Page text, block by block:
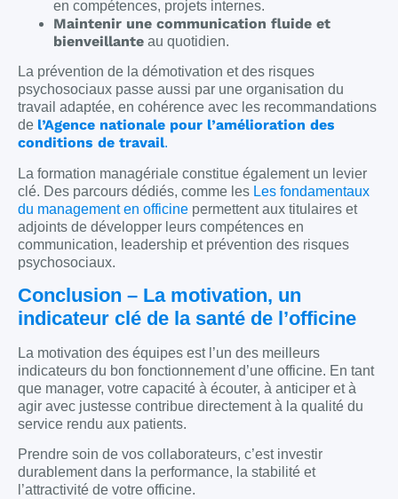
en compétences, projets internes.
Maintenir une communication fluide et
bienveillante au quotidien.
La prévention de la démotivation et des risques
psychosociaux passe aussi par une organisation du
travail adaptée, en cohérence avec les recommandations
de l’Agence nationale pour l’amélioration des
conditions de travail.
La formation managériale constitue également un levier
clé. Des parcours dédiés, comme les Les fondamentaux
du management en officine permettent aux titulaires et
adjoints de développer leurs compétences en
communication, leadership et prévention des risques
psychosociaux.
Conclusion – La motivation, un
indicateur clé de la santé de l’officine
La motivation des équipes est l’un des meilleurs
indicateurs du bon fonctionnement d’une officine. En tant
que manager, votre capacité à écouter, à anticiper et à
agir avec justesse contribue directement à la qualité du
service rendu aux patients.
Prendre soin de vos collaborateurs, c’est investir
durablement dans la performance, la stabilité et
l’attractivité de votre officine.